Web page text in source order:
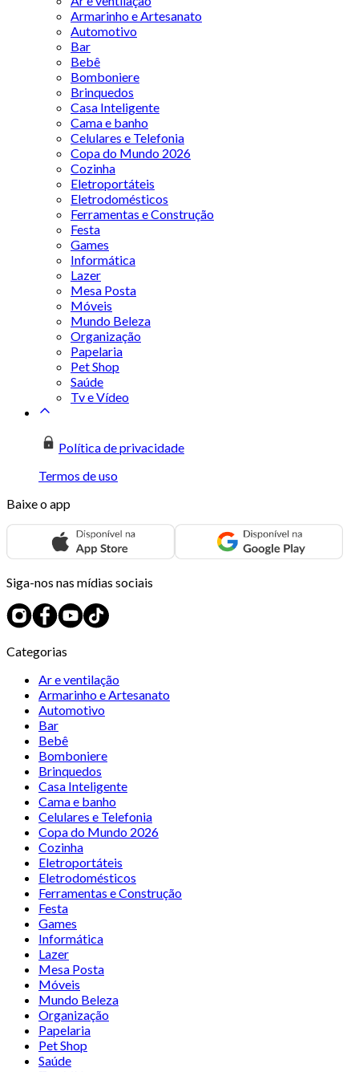
Armarinho e Artesanato
Automotivo
Bar
Bebê
Bomboniere
Brinquedos
Casa Inteligente
Cama e banho
Celulares e Telefonia
Copa do Mundo 2026
Cozinha
Eletroportáteis
Eletrodomésticos
Ferramentas e Construção
Festa
Games
Informática
Lazer
Mesa Posta
Móveis
Mundo Beleza
Organização
Papelaria
Pet Shop
Saúde
Tv e Vídeo
Política de privacidade
Termos de uso
Baixe o app
Siga-nos nas mídias sociais
Categorias
Ar e ventilação
Armarinho e Artesanato
Automotivo
Bar
Bebê
Bomboniere
Brinquedos
Casa Inteligente
Cama e banho
Celulares e Telefonia
Copa do Mundo 2026
Cozinha
Eletroportáteis
Eletrodomésticos
Ferramentas e Construção
Festa
Games
Informática
Lazer
Mesa Posta
Móveis
Mundo Beleza
Organização
Papelaria
Pet Shop
Saúde